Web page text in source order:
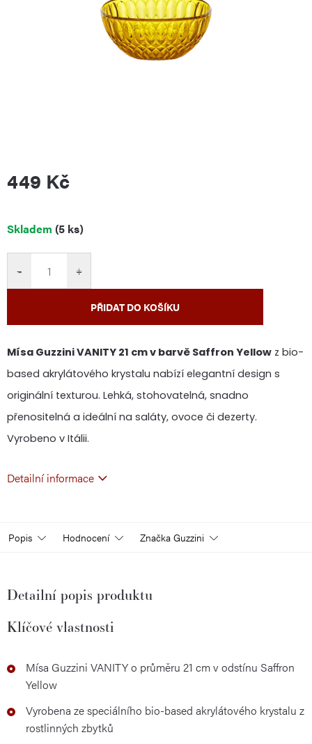
449 Kč
Měrná
Skladem (5 ks)
+
−
PŘIDAT DO KOŠÍKU
Mísa Guzzini VANITY 21 cm v barvě Saffron Yellow z bio-
based akrylátového krystalu nabízí elegantní design s
originální texturou. Lehká, stohovatelná, snadno
přenositelná a ideální na saláty, ovoce či dezerty.
Vyrobeno v Itálii.
Detailní informace
Popis Hodnocení Značka Guzzini
Detailní popis produktu
Klíčové vlastnosti
Mísa Guzzini VANITY o průměru 21 cm v odstínu Saffron
Yellow
Vyrobena ze speciálního bio-based akrylátového krystalu z
rostlinných zbytků